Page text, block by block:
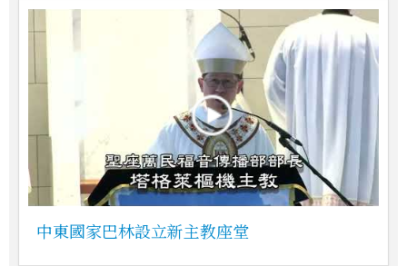
中東國家巴林設立新主教座堂